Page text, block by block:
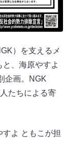
）を支えるメ
、海原やすよ
企画。NGK
たちによる寄
よ ともこが担